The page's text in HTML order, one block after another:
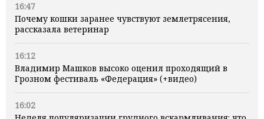
16:47
Почему кошки заранее чувствуют землетрясения,
рассказала ветеринар
16:12
Владимир Машков высоко оценил проходящий в
Грозном фестиваль «Федерация» (+видео)
16:02